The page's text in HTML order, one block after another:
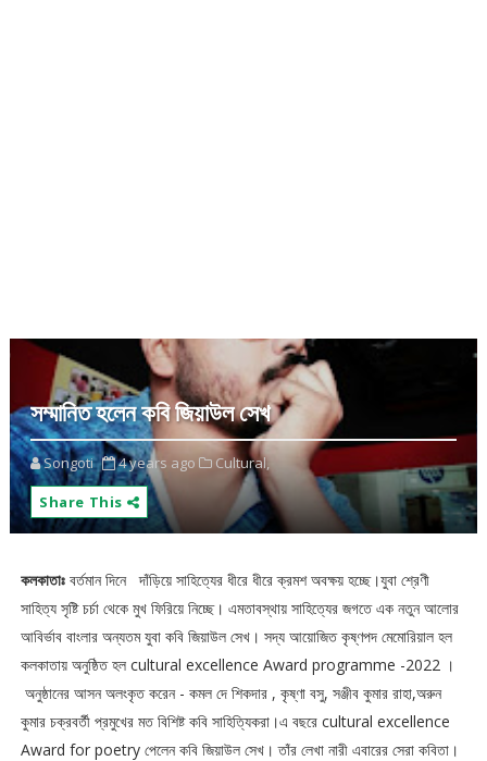
সম্মানিত হলেন কবি জিয়াউল সেখ
Songoti 4 years ago
Cultural,
Share This
কলকাতাঃবর্তমান দিনে দাঁড়িয়ে সাহিত্যের ধীরে ধীরে ক্রমশ অবক্ষয় হচ্ছে।যুবা শ্রেণী
সাহিত্য সৃষ্টি চর্চা থেকে মুখ ফিরিয়ে নিচ্ছে। এমতাবস্থায় সাহিত্যের জগতে এক নতুন আলোর
আবির্ভাব বাংলার অন্যতম যুবা কবি জিয়াউল সেখ। সদ্য আয়োজিত কৃষ্ণপদ মেমোরিয়াল হল
কলকাতায় অনুষ্ঠিত হল ‌cultural excellence Award programme -2022 ।
অনুষ্ঠানের আসন অলংকৃত করেন - কমল দে শিকদার , কৃষ্ণা বসু, সঞ্জীব কুমার রাহা,অরুন
কুমার চক্রবর্তী প্রমুখের মত বিশিষ্ট কবি সাহিত্যিকরা।এ বছরে cultural excellence
Award for poetry পেলেন কবি জিয়াউল সেখ। তাঁর লেখা নারী এবারের সেরা কবিতা।